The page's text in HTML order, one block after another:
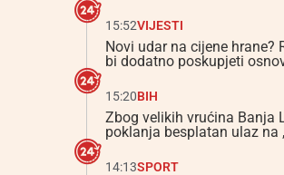
15:52VIJESTI
Novi udar na cijene hrane?
bi dodatno poskupjeti
15:20BIH
Zbog velikih vrućina Banja
poklanja besplatan ulaz na
14:13SPORT